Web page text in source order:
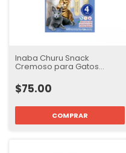
Inaba Churu Snack
Cremoso para Gatos
senior | sobre con 4 tubos
$75.00